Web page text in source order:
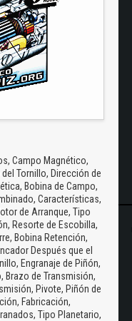
Campo Magnético,
Tornillo, Dirección de
Bobina de Campo,
Características,
de Arranque, Tipo
Resorte de Escobilla,
Bobina Retención,
Después que el
Engranaje de Piñón,
Brazo de Transmisión,
Pivote, Piñón de
Fabricación,
Tipo Planetario,